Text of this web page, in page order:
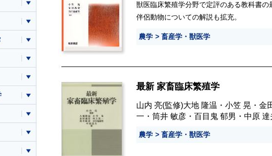
獣医臨床繁殖学分野で定評のある教科書の
伴侶動物についての解説も拡充。
農学 畜産学・獣医学
最新 家畜臨床繁殖学
山内 亮(監修)大地 隆温 ・ 小笠 晃 ・ 金
一 ・ 筒井 敏彦 ・ 百目鬼 郁男 ・ 中原 達
農学 畜産学・獣医学